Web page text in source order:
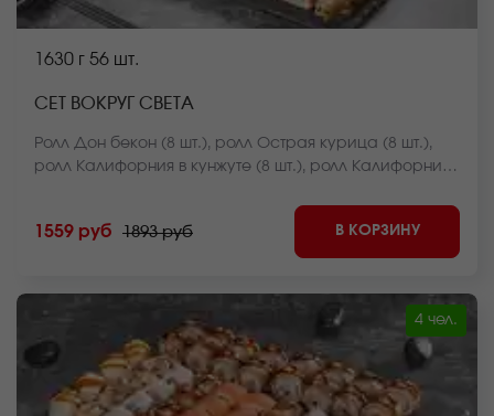
1630 г 56 шт.
СЕТ ВОКРУГ СВЕТА
Ролл Дон бекон (8 шт.), ролл Острая курица (8 шт.),
ролл Калифорния в кунжуте (8 шт.), ролл Калифорния
Темпурный с беконом (8 шт.), ролл Чикен фри хот
запеченный (8 шт.) *Внешний вид блюда может
1559 руб 1893 руб В КОРЗИНУ
4 чел.